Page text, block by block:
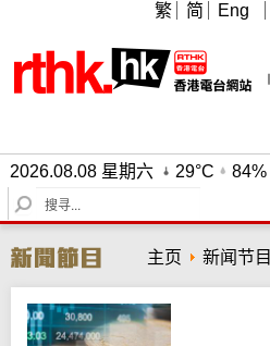
繁 简 Eng
2026.08.08 星期六 29°C
84%
S
e
r
c
h
主页 新闻节目